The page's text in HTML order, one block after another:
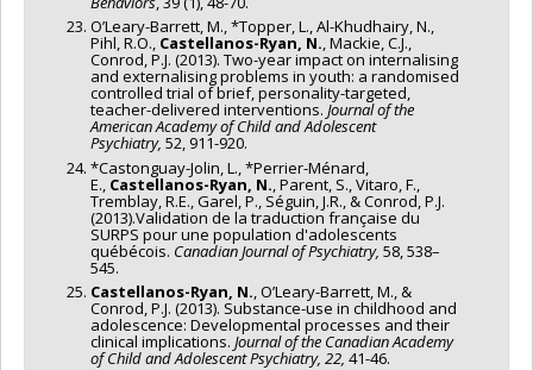
O’Leary-Barrett, M., *Topper, L., Al-Khudhairy, N.,
Pihl, R.O., Castellanos-Ryan, N., Mackie, C.J.,
Conrod, P.J. (2013). Two-year impact on internalising
and externalising problems in youth: a randomised
controlled trial of brief, personality-targeted,
teacher-delivered interventions. Journal of the
American Academy of Child and Adolescent
Psychiatry, 52, 911-920.
*Castonguay-Jolin, L., *Perrier-Ménard,
E., Castellanos-Ryan, N. , Parent, S., Vitaro, F.,
Tremblay, R.E., Garel, P., Séguin, J.R., & Conrod, P.J.
(2013).Validation de la traduction française du
SURPS pour une population d'adolescents
québécois. Canadian Journal of Psychiatry, 58, 538–
545.
Castellanos-Ryan, N., O’Leary-Barrett, M., &
Conrod, P.J. (2013). Substance-use in childhood and
adolescence: Developmental processes and their
clinical implications. Journal of the Canadian Academy
of Child and Adolescent Psychiatry, 22, 41-46.